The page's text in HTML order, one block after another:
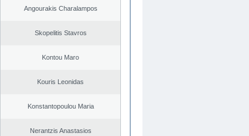
Angourakis Charalampos
Skopelitis Stavros
Kontou Maro
Kouris Leonidas
Konstantopoulou Maria
Nerantzis Anastasios